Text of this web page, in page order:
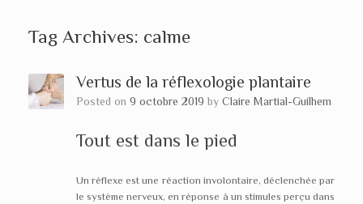
Tag Archives: calme
Vertus de la réflexologie plantaire
Posted on 9 octobre 2019 by Claire Martial-Guilhem
Tout est dans le pied
Un réflexe est une réaction involontaire, déclenchée par
le système nerveux, en réponse à un stimules perçu dans